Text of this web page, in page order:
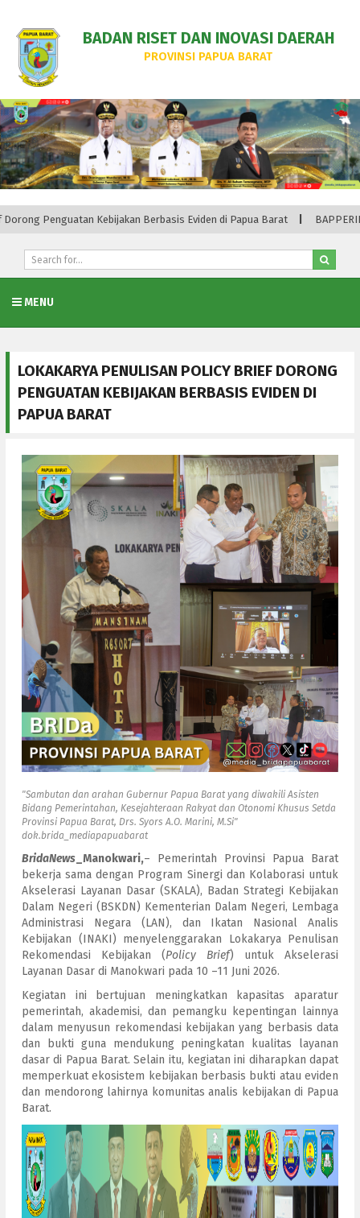
BADAN RISET DAN INOVASI DAERAH
PROVINSI PAPUA BARAT
Berbasis Eviden di Papua Barat BAPPERIDA Pegunungan
MENU
LOKAKARYA PENULISAN POLICY BRIEF DORONG
PENGUATAN KEBIJAKAN BERBASIS EVIDEN DI
PAPUA BARAT
"Sambutan dan arahan Gubernur Papua Barat yang diwakili Asisten
Bidang Pemerintahan, Kesejahteraan Rakyat dan Otonomi Khusus Setda
Provinsi Papua Barat, Drs. Syors A.O. Marini, M.Si"
dok.brida_mediapapuabarat
BridaNews _Manokwari,– Pemerintah Provinsi Papua Barat
bekerja sama dengan Program Sinergi dan Kolaborasi untuk
Akselerasi Layanan Dasar (SKALA), Badan Strategi Kebijakan
Dalam Negeri (BSKDN) Kementerian Dalam Negeri, Lembaga
Administrasi Negara (LAN), dan Ikatan Nasional Analis
Kebijakan (INAKI) menyelenggarakan Lokakarya Penulisan
Rekomendasi Kebijakan (Policy Brief) untuk Akselerasi
Layanan Dasar di Manokwari pada 10 –11 Juni 2026.
Kegiatan ini bertujuan meningkatkan kapasitas aparatur
pemerintah, akademisi, dan pemangku kepentingan lainnya
dalam menyusun rekomendasi kebijakan yang berbasis data
dan bukti guna mendukung peningkatan kualitas layanan
dasar di Papua Barat. Selain itu, kegiatan ini diharapkan dapat
memperkuat ekosistem kebijakan berbasis bukti atau eviden
dan mendorong lahirnya komunitas analis kebijakan di Papua
Barat.